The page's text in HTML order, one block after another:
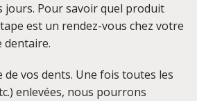
jours. Pour savoir quel produit
est un rendez-vous chez votre
dentaire.
vos dents. Une fois toutes les
enlevées, nous pourrons